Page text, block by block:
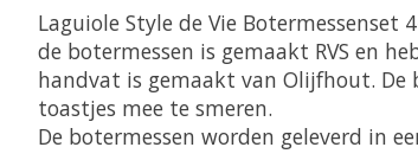
Laguiole Style de Vie
de botermessen is gemaakt RVS en
handvat is gemaakt van Olijfhout. De
toastjes mee te smeren.
De botermessen worden geleverd in